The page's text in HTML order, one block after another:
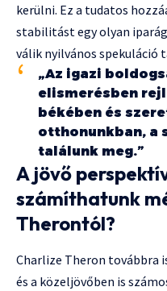
kerülni. Ez a tudatos
stabilitást egy olyan
válik nyilvános spekuláció
„Az igazi
elismerésben
békében és
otthonunkban, a
találunk meg.”
A jövő
számíthatunk
Therontól?
Charlize Theron továbbra
és a közeljövőben is